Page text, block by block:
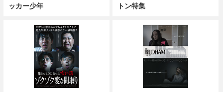
ッカー少年
トン特集